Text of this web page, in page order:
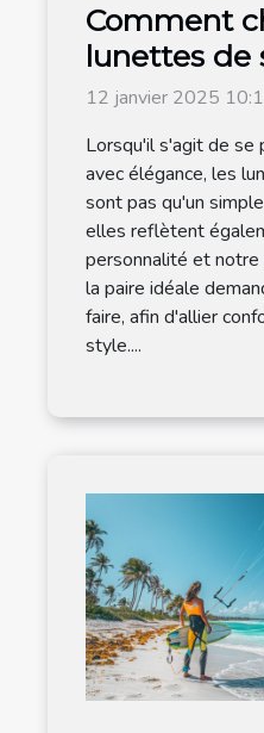
Comment
lunettes de
hommes
chaque
12 janvier 2025
Lorsqu'il s'agit de se
avec élégance, les
sont pas qu'un
elles reflètent
personnalité et notre
la paire idéale
faire, afin d'allier
style....